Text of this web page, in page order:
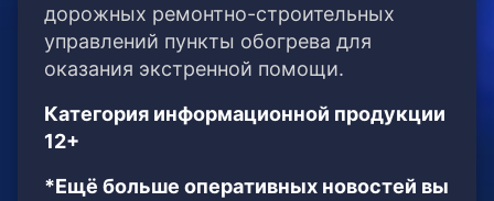
дорожных ремонтно-строительных
управлений пункты обогрева для
оказания экстренной помощи.
Категория информационной продукции
12+
*Ещё больше оперативных новостей вы